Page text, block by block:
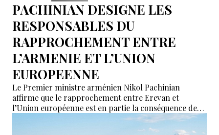
PACHINIAN DESIGNE LES
RESPONSABLES DU
RAPPROCHEMENT ENTRE
L’ARMENIE ET L’UNION
EUROPEENNE
Le Premier ministre arménien Nikol Pachinian
affirme que le rapprochement entre Erevan et
l’Union européenne est en partie la conséquence des
déclarations de certains partenaires de l’Union
économique eurasiatique (UEEA), qui auraient affirmé